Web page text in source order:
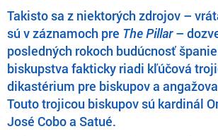
Takisto sa z niektorých zdrojov –
sú v záznamoch pre The Pillar–
posledných rokoch budúcnosť
biskupstva fakticky riadi kľúčová
dikastérium pre biskupov a
Touto trojicou biskupov sú kardinál
José Cobo a Satué.